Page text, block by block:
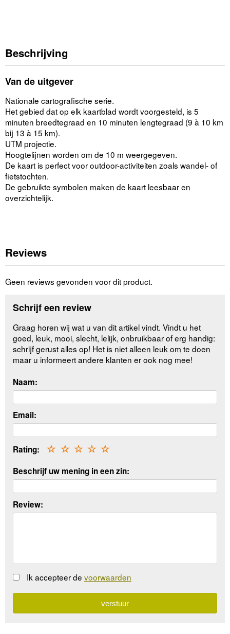
Beschrijving
Van de uitgever
Nationale cartografische serie.
Het gebied dat op elk kaartblad wordt voorgesteld, is 5
minuten breedtegraad en 10 minuten lengtegraad (9 à 10 km
bij 13 à 15 km).
UTM projectie.
Hoogtelijnen worden om de 10 m weergegeven.
De kaart is perfect voor outdoor-activiteiten zoals wandel- of
fietstochten.
De gebruikte symbolen maken de kaart leesbaar en
overzichtelijk.
Reviews
Geen reviews gevonden voor dit product.
Schrijf een review
Graag horen wij wat u van dit artikel vindt. Vindt u het
goed, leuk, mooi, slecht, lelijk, onbruikbaar of erg handig:
schrijf gerust alles op! Het is niet alleen leuk om te doen
maar u informeert andere klanten er ook nog mee!
Naam:
Email:
Rating: ☆
☆
☆
☆
☆
Beschrijf uw mening in een zin:
Review:
Ik accepteer de voorwaarden